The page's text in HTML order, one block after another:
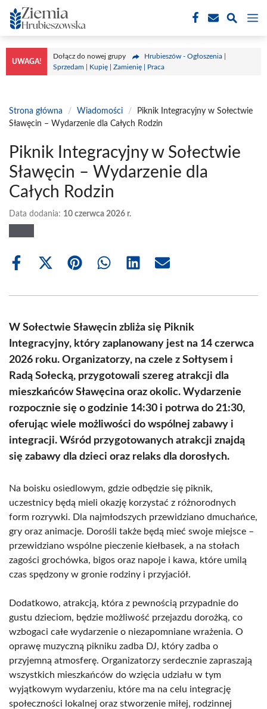
Przejdź
do
treści
UWAGA!
Dołącz do nowej grupy
Hrubieszów - Ogłoszenia |
Sprzedam | Kupię | Zamienię | Praca
Strona główna / Wiadomości /
Piknik Integracyjny w Sołectwie
Sławęcin – Wydarzenie dla Całych Rodzin
Piknik Integracyjny w Sołectwie
Sławęcin – Wydarzenie dla
Całych Rodzin
Data dodania: 10 czerwca 2026 r.
Share
Share
(Twitter)
Share Share Share Share
W Sołectwie Sławęcin zbliża się Piknik
Integracyjny, który zaplanowany jest na 14 czerwca
2026 roku. Organizatorzy, na czele z Sołtysem i
Radą Sołecką, przygotowali szereg atrakcji dla
mieszkańców Sławęcina oraz okolic. Wydarzenie
rozpocznie się o godzinie 14:30 i potrwa do 21:30,
oferując wiele możliwości do wspólnej zabawy i
integracji. Wśród przygotowanych atrakcji znajdą
się zabawy dla dzieci oraz relaks dla dorosłych.
Na boisku osiedlowym, gdzie odbędzie się piknik,
uczestnicy będą mieli okazję korzystać z różnorodnych
form rozrywki. Dla najmłodszych przewidziano dmuchańce,
gry oraz animacje. Dorośli także będą mieć swoje miejsce –
przewidziano wspólne pieczenie kiełbasek, a na stołach
zagości grochówka, bigos oraz napoje i kawa, które umilą
czas spędzony w gronie rodziny i przyjaciół.
Dodatkowo, atrakcją, która z pewnością przypadnie do
gustu dzieciom, będzie możliwość przejazdu dorożką, co
wzbogaci całe wydarzenie o niezapomniane wrażenia. O
oprawę muzyczną pikniku zadba DJ, który zadba o
przyjemną atmosferę. Organizatorzy serdecznie zapraszają
wszystkich mieszkańców do wzięcia udziału w tym
wyjątkowym wydarzeniu, które ma na celu integrację
społeczności lokalnej oraz stworzenie miłej, rodzinnej